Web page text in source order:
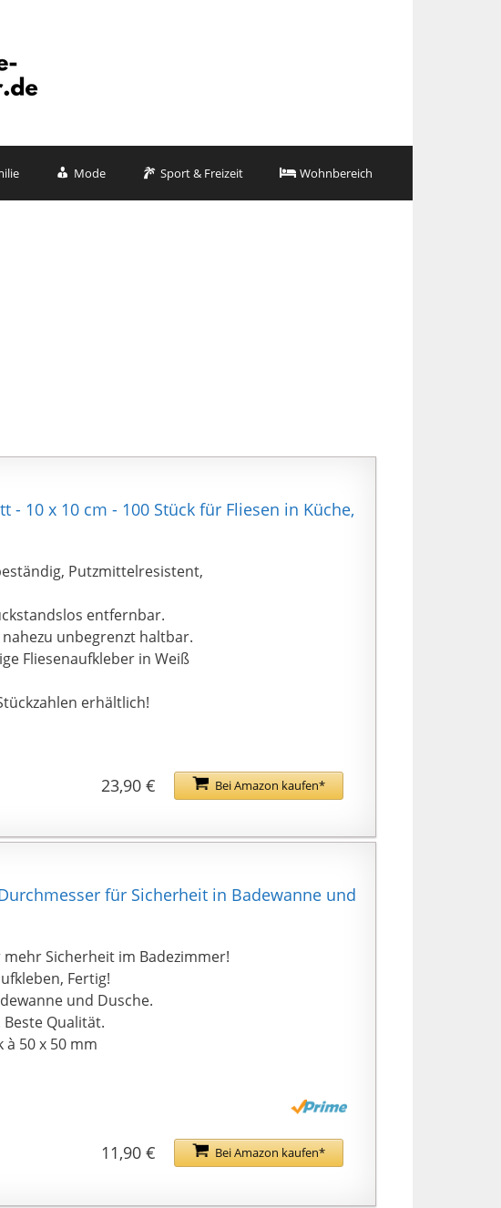
Mode Sport & Freizeit Wohnbereich
10 x 10 cm - 100 Stück für Fliesen in Küche,
Putzmittelresistent,
entfernbar.
unbegrenzt haltbar.
Fliesenaufkleber in Weiß
erhältlich!
Bei Amazon kaufen*
23,90 €
für Sicherheit in Badewanne und
Sicherheit im Badezimmer!
Fertig!
und Dusche.
Qualität.
à 50 x 50 mm
Bei Amazon kaufen*
11,90 €